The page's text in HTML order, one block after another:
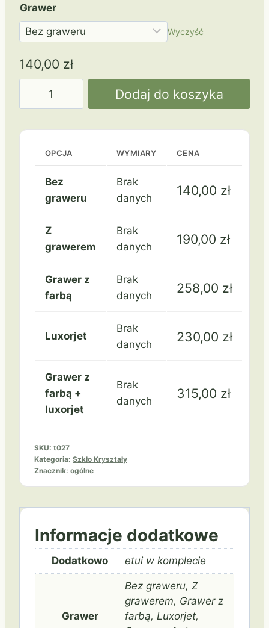
Grawer
Wyczyść
140,00 zł
Dodaj do koszyka
OPCJA WYMIARY CENA
Bez
graweru
Brak
danych
140,00 zł
Z
grawerem
Brak
danych
190,00 zł
Grawer z
farbą
Brak
danych
258,00 zł
Luxorjet
Brak
danych
230,00 zł
Grawer z
farbą +
luxorjet
Brak
danych
315,00 zł
SKU: t027
Kategoria: Szkło Kryształy
Znacznik: ogólne
Informacje dodatkowe
Dodatkowo etui w komplecie
Grawer
Bez graweru, Z
grawerem, Grawer z
farbą, Luxorjet,